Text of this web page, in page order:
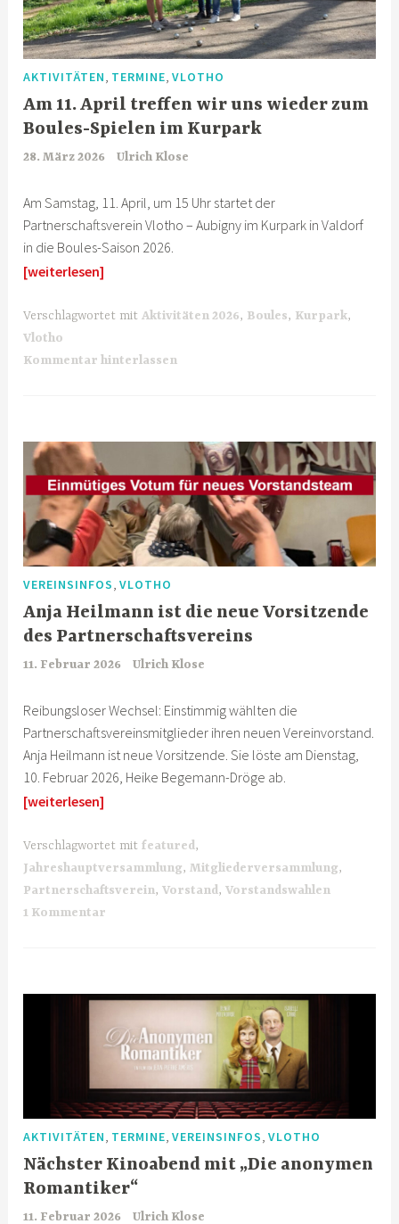
AKTIVITÄTEN TERMINE ,VLOTHO
Am 11. April treffen wir uns wieder zum
Boules-Spielen im Kurpark
28. März 2026 Ulrich Klose
Am Samstag, 11. April, um 15 Uhr startet der
Partnerschaftsverein Vlotho – Aubigny im Kurpark in Valdorf
in die Boules-Saison 2026.
[weiterlesen]
Verschlagwortet mitAktivitäten 2026, Boules, Kurpark,
Vlotho
Kommentar hinterlassen
VEREINSINFOS ,VLOTHO
Anja Heilmann ist die neue Vorsitzende
des Partnerschaftsvereins
11. Februar 2026 Ulrich Klose
Reibungsloser Wechsel: Einstimmig wählten die
Partnerschaftsvereinsmitglieder ihren neuen Vereinvorstand.
Anja Heilmann ist neue Vorsitzende. Sie löste am Dienstag,
10. Februar 2026, Heike Begemann-Dröge ab.
[weiterlesen]
Verschlagwortet mitfeatured,
Jahreshauptversammlung,Mitgliederversammlung,
Partnerschaftsverein,Vorstand,Vorstandswahlen
1 Kommentar
AKTIVITÄTEN TERMINE ,VEREINSINFOS ,VLOTHO
Nächster Kinoabend mit „Die anonymen
Romantiker“
11. Februar 2026 Ulrich Klose